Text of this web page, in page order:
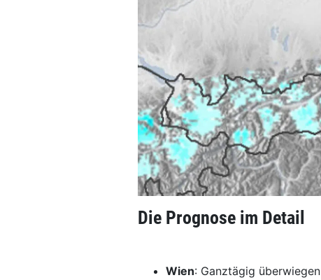
Die Prognose im Detail
Wien: Ganztägig